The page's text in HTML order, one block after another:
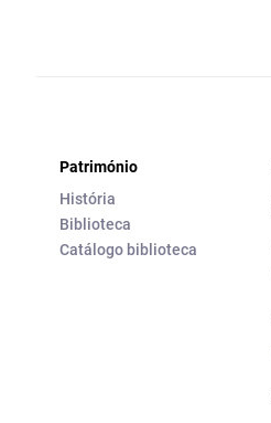
Património
História
Biblioteca
Catálogo biblioteca